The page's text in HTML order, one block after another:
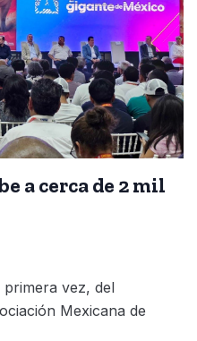
a cerca de 2 mil
primera vez, del
Mexicana de